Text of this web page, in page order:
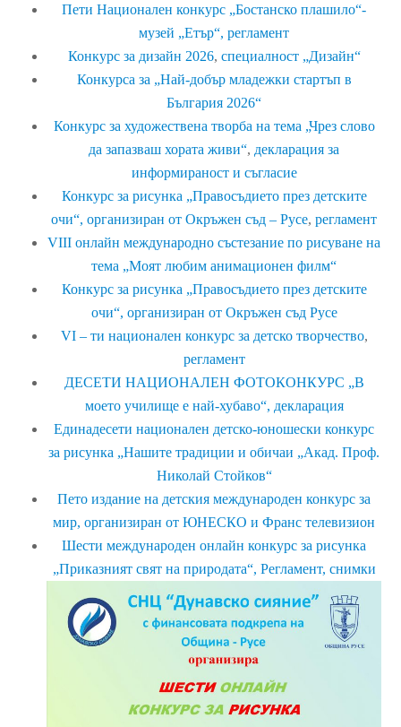
Пети Национален конкурс „Бостанско плашило“-
музей „Етър“, регламент
Конкурс за дизайн 2026, специалност „Дизайн“
Конкурса за „Най-добър младежки стартъп в
България 2026“
Конкурс за художествена творба на тема „Чрез слово
да запазваш хората живи“, декларация за
информираност и съгласие
Конкурс за рисунка „Правосъдието през детските
очи“, организиран от Окръжен съд – Русе, регламент
VIII онлайн международно състезание по рисуване на
тема „Моят любим анимационен филм“
Конкурс за рисунка „Правосъдието през детските
очи“, организиран от Окръжен съд Русе
VI – ти национален конкурс за детско творчество,
регламент
ДЕСЕТИ НАЦИОНАЛЕН ФОТОКОНКУРС „В
моето училище е най-хубаво“, декларация
Единадесети национален детско-юношески конкурс
за рисунка „Нашите традиции и обичаи „Акад. Проф.
Николай Стойков“
Пето издание на детския международен конкурс за
мир, организиран от ЮНЕСКО и Франс телевизион
Шести международен онлайн конкурс за рисунка
„Приказният свят на природата“, Регламент, снимки